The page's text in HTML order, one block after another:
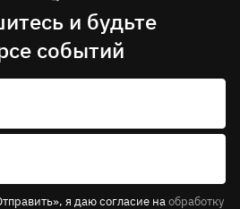
и будьте
событий
я даю согласие наобработку